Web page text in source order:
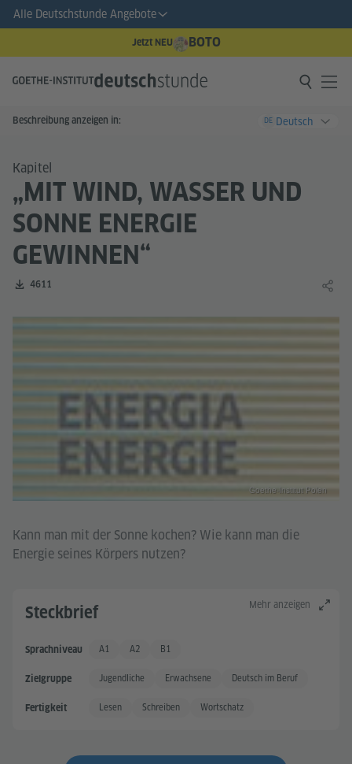
Alle Deutschstunde Angebote
Jetzt NEU BOTO
Beschreibung anzeigen in: DE Deutsch
Kapitel
„MIT WIND, WASSER UND
SONNE ENERGIE
GEWINNEN“
Zahl der Downloads:
4611
Goethe-Institut Polen
Kann man mit der Sonne kochen? Wie kann man die
Energie seines Körpers nutzen?
Mehr anzeigen
Steckbrief
Sprachniveau Grundkenntnisse
A1 Grundkenntnisse +
A2 Gute Sprachkenntnisse
B1
Zielgruppe Jugendliche Erwachsene Deutsch im Beruf
Fertigkeit Lesen Schreiben Wortschatz